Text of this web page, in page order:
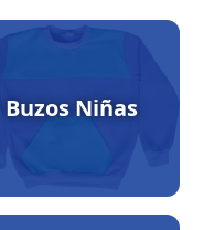
Buzos Niñas